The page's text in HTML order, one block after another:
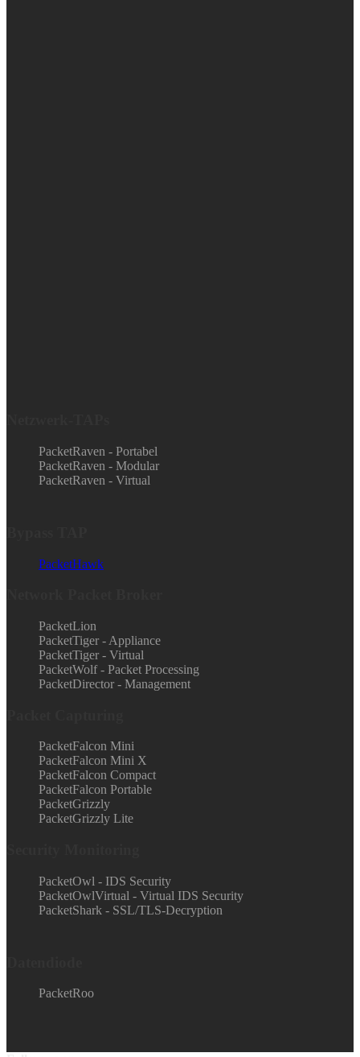
PacketRaven - Portabel
PacketRaven - Modular
PacketRaven - Virtual
PacketHawk
PacketLion
PacketTiger - Appliance
PacketTiger - Virtual
PacketWolf - Packet Processing
PacketDirector - Management
PacketFalcon Mini
PacketFalcon Mini X
PacketFalcon Compact
PacketFalcon Portable
PacketGrizzly
PacketGrizzly Lite
PacketOwl - IDS Security
PacketOwlVirtual - Virtual IDS Security
PacketShark - SSL/TLS-Decryption
PacketRoo